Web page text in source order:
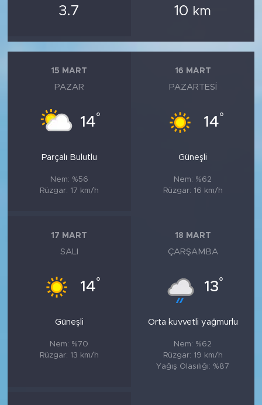
3.7 10 km
15 MART
PAZAR
14°
Parçalı Bulutlu
Nem: %56
Rüzgar: 17 km/h
16 MART
PAZARTESI
14°
Güneşli
Nem: %62
Rüzgar: 16 km/h
17 MART
SALI
14°
Güneşli
Nem: %70
Rüzgar: 13 km/h
18 MART
ÇARŞAMBA
13°
Orta kuvvetli yağmurlu
Nem: %62
Rüzgar: 19 km/h
Yağış Olasılığı: %87